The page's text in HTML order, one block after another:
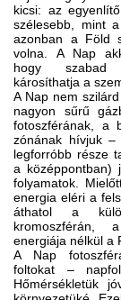
kicsi: az
szélesebb, mint
azonban a Föld
volna. A Nap
hogy szabad
károsíthatja a
A Nap nem
nagyon sűrű
fotoszférának, a
zónának hívjuk
legforróbb része
a középpontban)
folyamatok.
energia eléri a
áthatol a
kromoszférán,
energiája nélkül a
A Nap
foltokat –
Hőmérsékletük